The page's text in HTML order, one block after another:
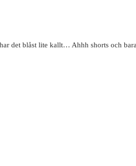
det blåst lite kallt… Ahhh shorts och